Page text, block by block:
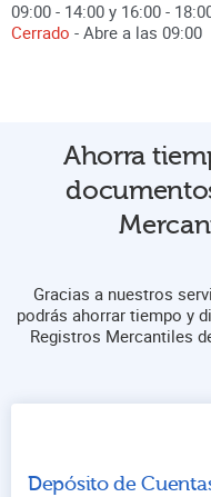
09:00 - 14:00 y 16:00 -
Cerrado - Abre a las 09:00
Ahorra
Gracias a nuestros
podrás ahorrar tiempo y
Registros Mercantiles
Depósito de